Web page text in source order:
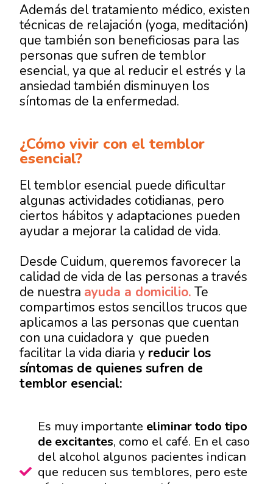
Además del tratamiento médico, existen
técnicas de relajación (yoga, meditación)
que también son beneficiosas para las
personas que sufren de temblor
esencial, ya que al reducir el estrés y la
ansiedad también disminuyen los
síntomas de la enfermedad.
¿Cómo vivir con el temblor
esencial?
El temblor esencial puede dificultar
algunas actividades cotidianas, pero
ciertos hábitos y adaptaciones pueden
ayudar a mejorar la calidad de vida.
Desde Cuidum, queremos favorecer la
calidad de vida de las personas a través
de nuestra ayuda a domicilio. Te
compartimos estos sencillos trucos que
aplicamos a las personas que cuentan
con una cuidadora y que pueden
facilitar la vida diaria y reducir los
síntomas de quienes sufren de
temblor esencial:
Es muy importante eliminar todo tipo
de excitantes, como el café. En el caso
del alcohol algunos pacientes indican
que reducen sus temblores, pero este